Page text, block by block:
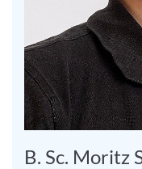
B. Sc. Moritz